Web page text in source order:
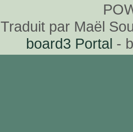
Traduit par Maël
board3 Portal -